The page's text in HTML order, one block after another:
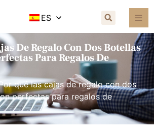
ES
De Regalo Con Dos Botellas
Para Regalos De
qué las cajas de regalo con dos
perfectas para regalos de